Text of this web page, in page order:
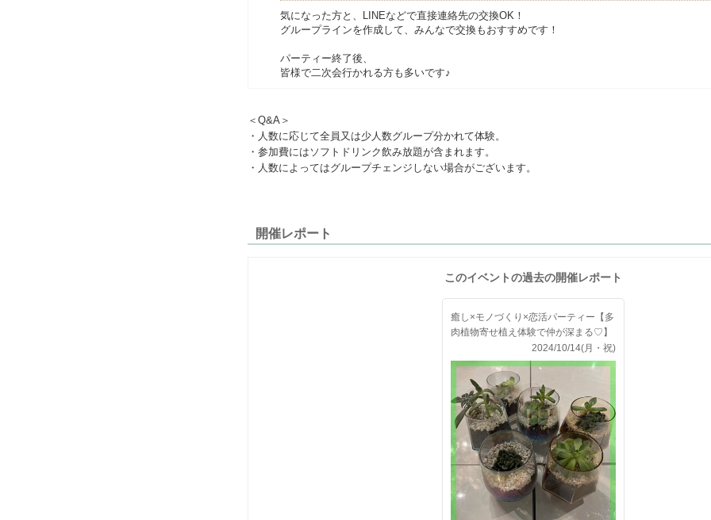
気になった方と、LINEなどで直接連絡先の交換OK！
グループラインを作成して、みんなで交換もおすすめです！
パーティー終了後、
皆様で二次会行かれる方も多いです♪
＜Q&A＞
・人数に応じて全員又は少人数グループ分かれて体験。
・参加費にはソフトドリンク飲み放題が含まれます。
・人数によってはグループチェンジしない場合がございます。
開催レポート
このイベントの過去の開催レポート
癒し×モノづくり×恋活パーティー【多
肉植物寄せ植え体験で仲が深まる♡】
2024/10/14(月・祝)